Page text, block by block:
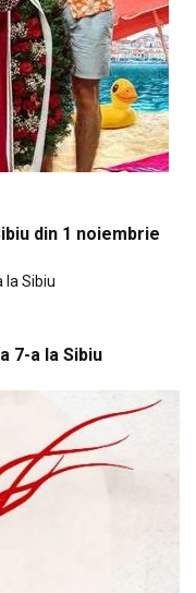
din 1 noiembrie
7-a la Sibiu